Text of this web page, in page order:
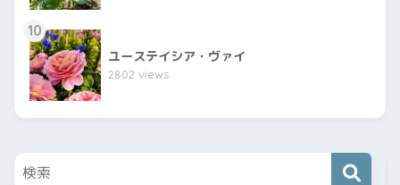
10
ユーステイシア・ヴァイ
2802 views